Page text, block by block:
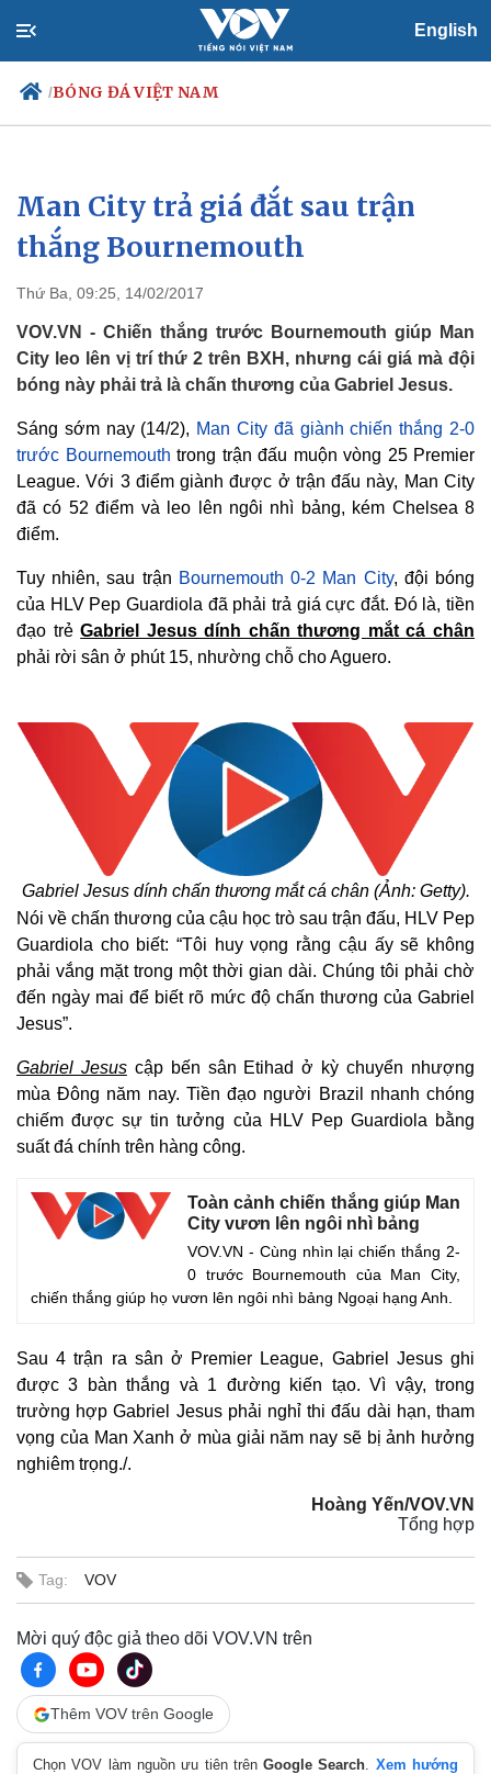
English
/BÓNG ĐÁ VIỆT NAM
Chính trị
Đảng
Tổ chức nhân sự
Nhận diện sự thật
Xã hội
Tin 24h
Dự báo thời tiết
Việc làm
Biển đảo
Thế giới
Quan sát
Cuộc sống đó đây
Hồ sơ
Multimedia
Video
Ảnh
Man City trả giá đắt sau trận
thắng Bournemouth
Thứ Ba, 09:25, 14/02/2017
VOV.VN - Chiến thắng trước Bournemouth giúp Man
City leo lên vị trí thứ 2 trên BXH, nhưng cái giá mà đội
bóng này phải trả là chấn thương của Gabriel Jesus.
Sáng sớm nay (14/2), Man City đã giành chiến thắng 2-0
trước Bournemouth trong trận đấu muộn vòng 25 Premier
League. Với 3 điểm giành được ở trận đấu này, Man City
đã có 52 điểm và leo lên ngôi nhì bảng, kém Chelsea 8
điểm.
Tuy nhiên, sau trận Bournemouth 0-2 Man City, đội bóng
của HLV Pep Guardiola đã phải trả giá cực đắt. Đó là, tiền
đạo trẻGabriel Jesus dính chấn thương mắt cá chân
phải rời sân ở phút 15, nhường chỗ cho Aguero.
Gabriel Jesus dính chấn thương mắt cá chân (Ảnh: Getty).
Nói về chấn thương của cậu học trò sau trận đấu, HLV Pep
Guardiola cho biết: “Tôi huy vọng rằng cậu ấy sẽ không
phải vắng mặt trong một thời gian dài. Chúng tôi phải chờ
đến ngày mai để biết rõ mức độ chấn thương của Gabriel
Jesus”.
Gabriel Jesuscập bến sân Etihad ở kỳ chuyển nhượng
mùa Đông năm nay. Tiền đạo người Brazil nhanh chóng
chiếm được sự tin tưởng của HLV Pep Guardiola bằng
suất đá chính trên hàng công.
Toàn cảnh chiến thắng giúp Man
City vươn lên ngôi nhì bảng
VOV.VN - Cùng nhìn lại chiến thắng 2-
0 trước Bournemouth của Man City,
chiến thắng giúp họ vươn lên ngôi nhì bảng Ngoại hạng Anh.
Sau 4 trận ra sân ở Premier League, Gabriel Jesus ghi
được 3 bàn thắng và 1 đường kiến tạo. Vì vậy, trong
trường hợp Gabriel Jesus phải nghỉ thi đấu dài hạn, tham
vọng của Man Xanh ở mùa giải năm nay sẽ bị ảnh hưởng
nghiêm trọng./.
Hoàng Yến/VOV.VN
Tổng hợp
Tag: VOV
Mời quý độc giả theo dõi VOV.VN trên
Thêm VOV trên Google
Chọn VOV làm nguồn ưu tiên trênGoogle Search. Xem hướng